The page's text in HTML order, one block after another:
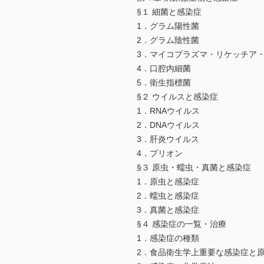
§１ 細菌と感染症
1．グラム陽性菌
2．グラム陰性菌
3．マイコプラズマ・リケッチア
4．口腔内細菌
5．衛生指標菌
§２ ウイルスと感染症
1．RNAウイルス
2．DNAウイルス
3．肝炎ウイルス
4．プリオン
§３ 原虫・蠕虫・真菌と感染症
1．原虫と感染症
2．蠕虫と感染症
3．真菌と感染症
§４ 感染症の一覧・治療
1．感染症の種類
2．食品衛生学上重要な感染症と